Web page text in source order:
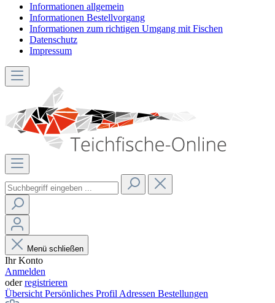
Informationen allgemein
Informationen Bestellvorgang
Informationen zum richtigen Umgang mit Fischen
Datenschutz
Impressum
Menü schließen
Ihr Konto
Anmelden
oderregistrieren
Übersicht Persönliches Profil Adressen Bestellungen